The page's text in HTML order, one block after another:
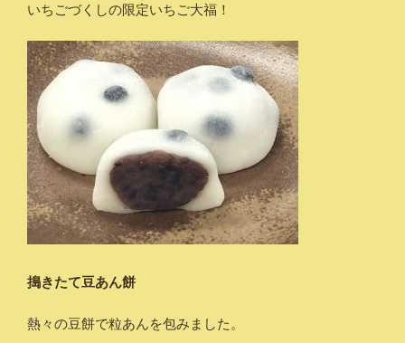
いちごづくしの限定いちご大福！
搗きたて豆あん餅
熱々の豆餅で粒あんを包みました。